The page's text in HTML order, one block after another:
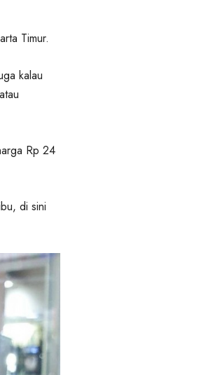
Timur.
kalau
Rp 24
di sini